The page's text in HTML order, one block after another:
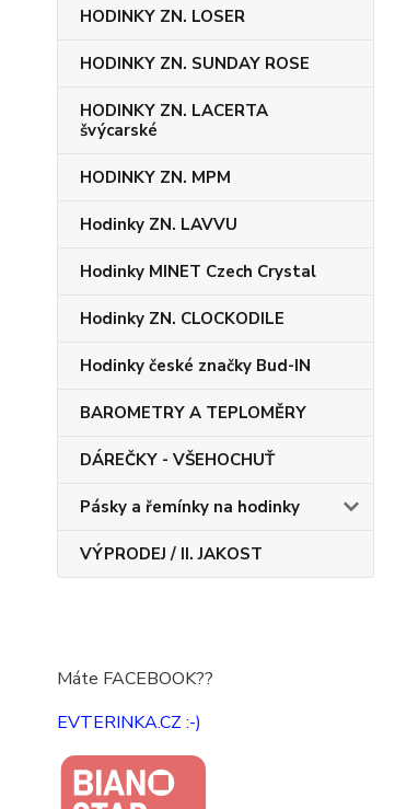
HODINKY ZN. LOSER
HODINKY ZN. SUNDAY ROSE
HODINKY ZN. LACERTA
švýcarské
HODINKY ZN. MPM
Hodinky ZN. LAVVU
Hodinky MINET Czech Crystal
Hodinky ZN. CLOCKODILE
Hodinky české značky Bud-IN
BAROMETRY A TEPLOMĚRY
DÁREČKY - VŠEHOCHUŤ
Pásky a řemínky na hodinky
VÝPRODEJ / II. JAKOST
Máte FACEBOOK??
EVTERINKA.CZ :-)